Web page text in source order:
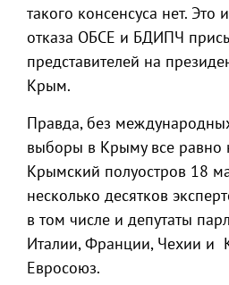
такого консенсуса нет. Это
отказа ОБСЕ и БДИПЧ
представителей на
Крым.
Правда, без
выборы в Крыму все равно
Крымский полуостров 18
несколько десятков
в том числе и депутаты
Италии, Франции, Чехии и
Евросоюз.